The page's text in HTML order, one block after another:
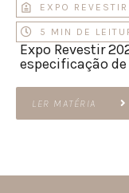
EXPO REVESTIR
5 MIN DE
Expo Revestir
especificação
LER MATÉRIA